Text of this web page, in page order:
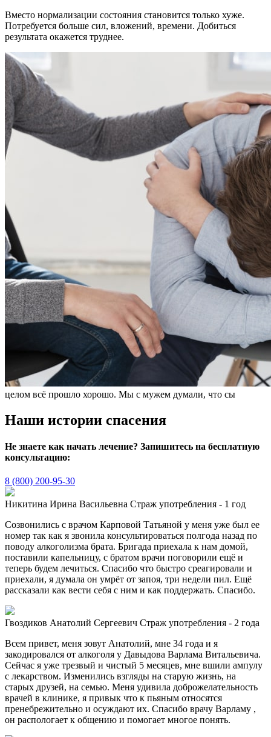
Вместо нормализации состояния становится только хуже.
Потребуется больше сил, вложений, времени. Добиться
результата окажется труднее.
целом всё прошло хорошо. Мы с мужем думали, что сы
Наши истории спасения
Не знаете как начать лечение? Запишитесь на бесплатную
консультацию:
8 (800) 200-95-30
Никитина Ирина Васильевна Страж употребления - 1 год
Созвонились с врачом Карповой Татьяной у меня уже был ее
номер так как я звонила консультироваться полгода назад по
поводу алкоголизма брата. Бригада приехала к нам домой,
поставили капельницу, с братом врачи поговорили ещё и
теперь будем лечиться. Спасибо что быстро среагировали и
приехали, я думала он умрёт от запоя, три недели пил. Ещё
рассказали как вести себя с ним и как поддержать. Спасибо.
Гвоздиков Анатолий Сергеевич Страж употребления - 2 года
Всем привет, меня зовут Анатолий, мне 34 года и я
закодировался от алкоголя у Давыдова Варлама Витальевича.
Сейчас я уже трезвый и чистый 5 месяцев, мне вшили ампулу
с лекарством. Изменились взгляды на старую жизнь, на
старых друзей, на семью. Меня удивила доброжелательность
врачей в клинике, я привык что к пьяным относятся
пренебрежительно и осуждают их. Спасибо врачу Варламу ,
он распологает к общению и помогает многое понять.